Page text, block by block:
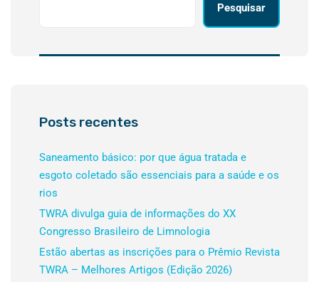
Pesquisar
Posts recentes
Saneamento básico: por que água tratada e
esgoto coletado são essenciais para a saúde e os
rios
TWRA divulga guia de informações do XX
Congresso Brasileiro de Limnologia
Estão abertas as inscrições para o Prêmio Revista
TWRA – Melhores Artigos (Edição 2026)